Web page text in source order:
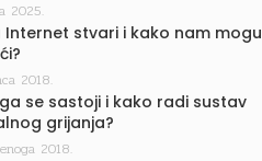
2025.
Internet stvari i kako nam mogu
2018.
se sastoji i kako radi sustav
grijanja?
2018.